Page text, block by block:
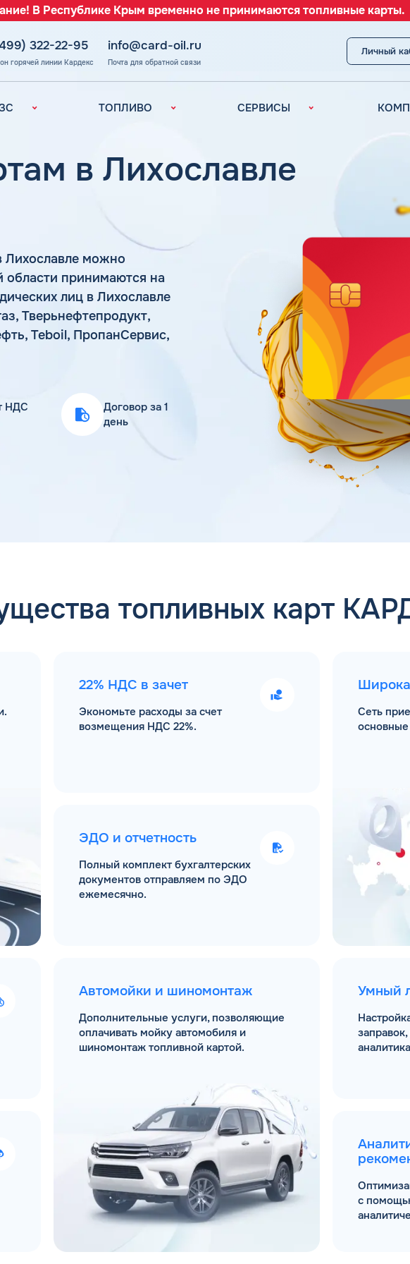
В Республике Крым временно не принимаются топливные карты.
322-22-95
горячей линии Кардекс
info@card-oil.ru
Почта для обратной связи
Личный
ТОПЛИВО
Бензин
Топливные бренды
Калькулятор
расхода топлива
Статьи
СЕРВИСЫ
Документооборот
(ЭДО)
окончании баланса
Поддержка
в Лихославле
можно
области принимаются на
лиц в Лихославле
Тверьнефтепродукт,
Teboil, ПропанСервис,
НДС
Договор за 1
день
топливных карт
22% НДС в зачет
Экономьте расходы за счет
возмещения НДС 22%.
ЭДО и отчетность
Полный комплект бухгалтерских
документов отправляем по ЭДО
ежемесячно.
Автомойки и шиномонтаж
Дополнительные услуги, позволяющие
оплачивать мойку автомобиля и
шиномонтаж топливной картой.
Сеть
Умный
с